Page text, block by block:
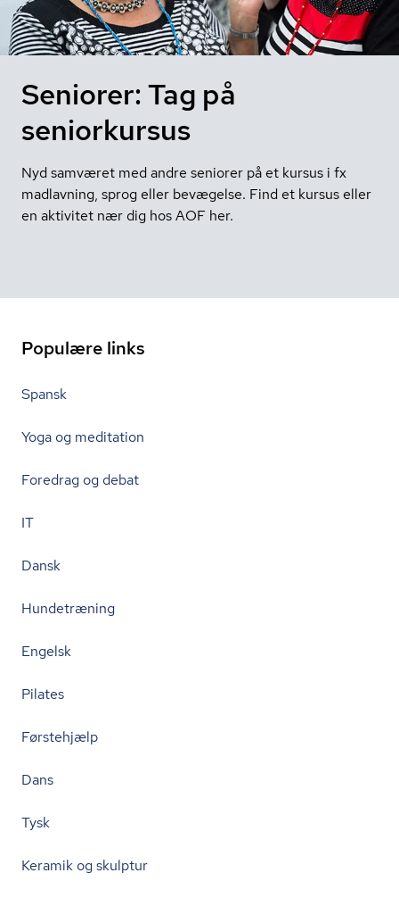
Seniorer: Tag på
seniorkursus
Nyd samværet med andre seniorer på et kursus i fx
madlavning, sprog eller bevægelse. Find et kursus eller
en aktivitet nær dig hos AOF her.
Populære links
Spansk
Yoga og meditation
Foredrag og debat
IT
Dansk
Hundetræning
Engelsk
Pilates
Førstehjælp
Dans
Tysk
Keramik og skulptur